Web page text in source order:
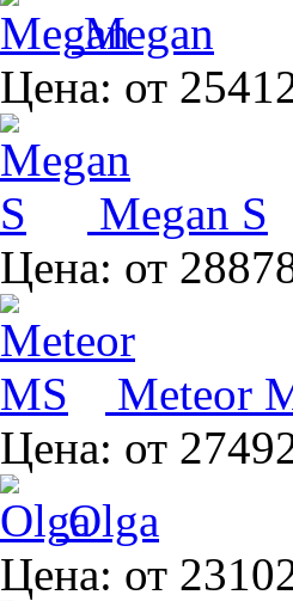
Megan
Цена: от
Megan S
Цена: от
Meteor
Цена: от
Olga
Цена: от